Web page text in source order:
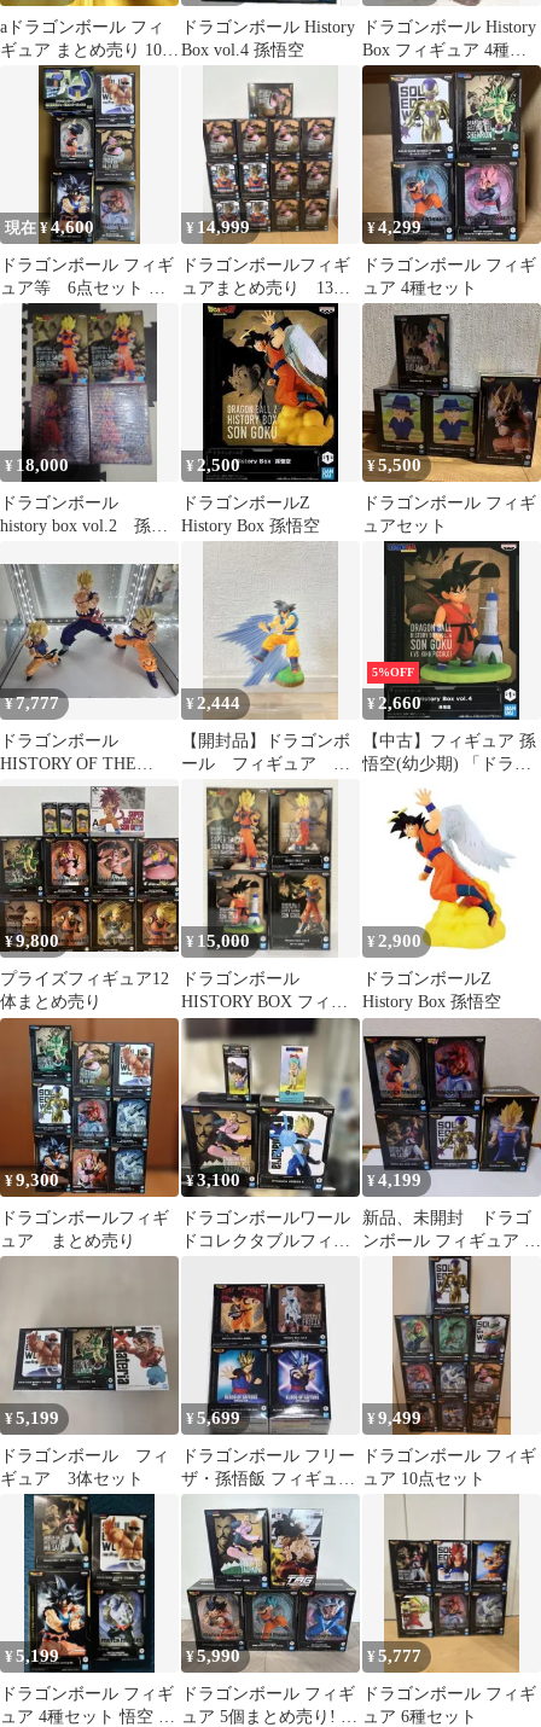
a​ドラゴンボール フィ
ギュア まとめ売り 10点
セット 悟空 悟飯
ドラゴンボール History
Box vol.4 孫悟空
ドラゴンボール History
Box フィギュア 4種セ
ット
現在 ¥4,600
ドラゴンボール フィギ
ュア等 6点セット ま
とめ売り
¥ 14,999
ドラゴンボールフィギ
ュアまとめ売り 13個
セット
¥4,299
ドラゴンボール フィギ
ュア 4種セット
¥ 18,000
ドラゴンボール
history box vol.2 孫悟
ュア
¥ 2,500
ドラゴンボールZ
History Box 孫悟空
¥5,500
ドラゴンボール フィギ
ュアセット
¥7,777
ドラゴンボール
HISTORY OF THE
FILM A賞B賞+悟空３
体セット
¥ 2,444
【開封品】ドラゴンボ
ール フィギュア 孫
悟空 history box vol.1
5%OFF
¥ 2,660
【中古】フィギュア 孫
悟空(幼少期) 「ドラゴ
ンボール」 History Box
vol.4
¥9,800
プライズフィギュア12
体まとめ売り
¥ 15,000
ドラゴンボール
HISTORY BOX フィギ
ュア 4種セット
¥ 2,900
ドラゴンボールZ
History Box 孫悟空
¥9,300
ドラゴンボールフィギ
ュア まとめ売り
¥3,100
ドラゴンボールワール
ドコレクタブルフィギ
ブルマセット等
¥4,199
新品、未開封 ドラゴ
ンボール フィギュア 5
種セット
¥5,199
ドラゴンボール フィ
ギュア 3体セット
¥5,699
ドラゴンボール フリー
ザ・孫悟飯 フィギュア
4体セット
¥9,499
ドラゴンボール フィギ
ュア 10点セット
¥5,199
ドラゴンボール フィギ
ュア 4種セット 悟空 亀
¥5,990
ドラゴンボール フィギ
ュア 5個まとめ売り! 新
¥5,777
ドラゴンボール フィギ
ュア 6種セット